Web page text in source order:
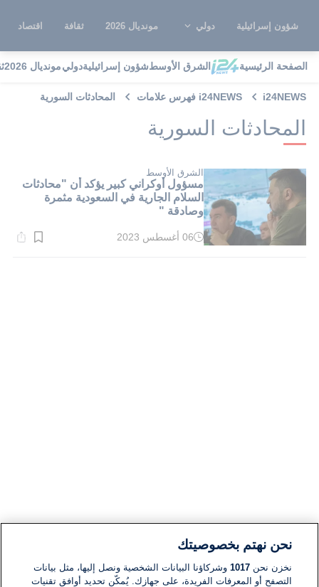
شؤون إسرائيلية دولي مونديال 2026 ثقافة اقتصاد
الصفحة الرئيسية الشرق الأوسطشؤون إسرائيليةدوليمونديال 2026
i24NEWS i24NEWS فهرس علامات المحادثات السورية
المحادثات السورية
الشرق الأوسط
مسؤول أوكراني كبير يؤكد أن "محادثات
السلام الجارية في السعودية مثمرة
وصادقة "
وقت
06 أغسطس 2023
نحن نهتم بخصوصيتك
نخزن نحن1017 وشركاؤنا البيانات الشخصية ونصل إليها، مثل بيانات
التصفح أو المعرفات الفريدة، على جهازك. يُمكّن تحديد أوافق تقنيات